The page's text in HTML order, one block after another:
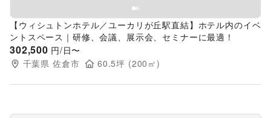
【ウィシュトンホテル／ユーカリが丘駅直結】ホテル内のイベ
ントスペース｜研修、会議、展示会、セミナーに最適！
302,500 円/日〜
千葉県 佐倉市 60.5坪 (200 ㎡)